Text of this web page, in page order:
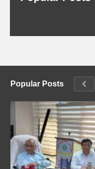
Popular Posts